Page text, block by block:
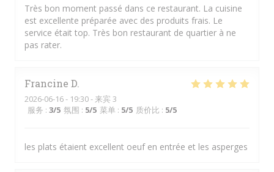
Très bon moment passé dans ce restaurant. La cuisine
est excellente préparée avec des produits frais. Le
service était top. Très bon restaurant de quartier à ne
pas rater.
Francine D
2026-06-16- 19:30 - 来宾 3
服务 : 3/5 氛围 : 5/5 菜单 : 5/5 质价比 : 5/5
les plats étaient excellent oeuf en entrée et les asperges